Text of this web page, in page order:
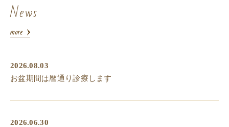
News
2026.08.03
お盆期間は暦通り診療します
2026.06.30